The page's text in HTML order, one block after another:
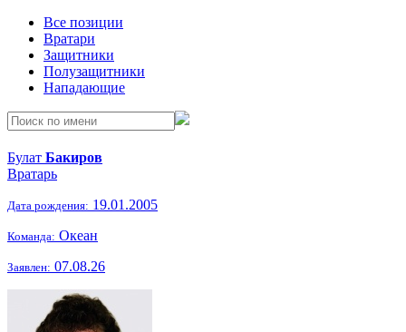
Все позиции
Вратари
Защитники
Полузащитники
Нападающие
Булат Бакиров
Вратарь
Дата рождения: 19.01.2005
Команда: Океан
Заявлен: 07.08.26